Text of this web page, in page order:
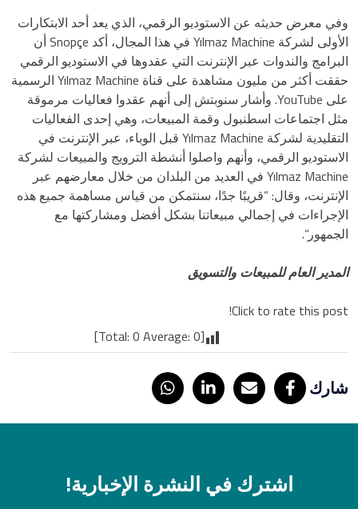
وفي معرض حديثه عن الاستوديو الرقمي، الذي يعد أحد الابتكارات
الأولى لشركة Yılmaz Machine في هذا المجال، أكد Snopçe أن
البرامج والندوات عبر الإنترنت التي عقدوها في الاستوديو الرقمي
حققت أكثر من مليون مشاهدة على قناة Yılmaz Machine الرسمية
على YouTube. وأشار سنوبتش إلى أنهم عقدوا فعاليات مرموقة
مثل اجتماعات اسطنبول وقمة المبيعات، وهي إحدى الفعاليات
التقليدية لشركة Yılmaz Machine قبل الوباء، عبر الإنترنت في
الاستوديو الرقمي، وأنهم واصلوا أنشطة الترويج والمبيعات لشركة
Yılmaz Machine في العديد من البلدان من خلال معارضهم عبر
الإنترنت، وقال: ”قريبًا جدًا، سنتمكن من قياس مساهمة جميع هذه
الإجراءات في إجمالي مبيعاتنا بشكل أفضل ومشاركتها مع
الجمهور“.
المدير العام للمبيعات والتسويق
Click to rate this post!
[Total:
0 Average: 0
]
شارك
اشترك في النشرة الإخبارية!